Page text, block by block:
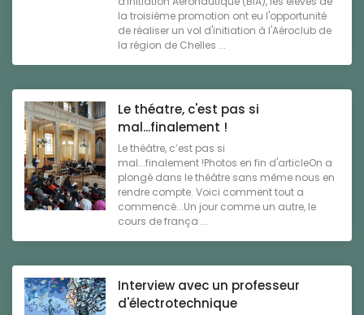
la troisième promotion ont eu l'opportunité
de réaliser un vol d'initiation à l'Aéroclub de
la région de Chelles ...
Le théatre, c'est pas si
mal...finalement !
Le théâtre, c’est pas si
mal...finalement !Photos en fin d'articleOn a
plongé dans le théâtre sans même nous en
rendre compte. Voici comment tout a
commencé...Un jour comme un autre, le
cours de frança ...
Interview avec un professeur
d'électrotechnique